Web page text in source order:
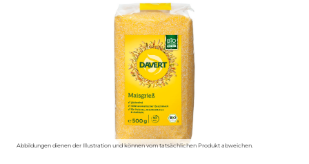
Abbildungen dienen der Illustration und können vom tatsächlichen Produkt abweichen.